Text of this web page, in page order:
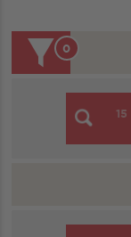
0
15